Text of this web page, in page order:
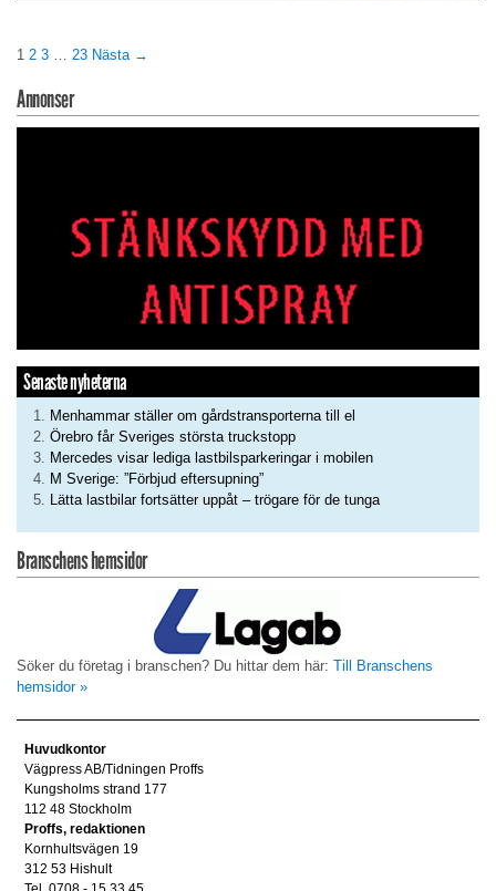
1 2 3 … 23 Nästa →
Annonser
Senaste nyheterna
Menhammar ställer om gårdstransporterna till el
Örebro får Sveriges största truckstopp
Mercedes visar lediga lastbilsparkeringar i mobilen
M Sverige: ”Förbjud eftersupning”
Lätta lastbilar fortsätter uppåt – trögare för de tunga
Branschens hemsidor
Söker du företag i branschen? Du hittar dem här: Till Branschens
hemsidor »
Huvudkontor
Vägpress AB/Tidningen Proffs
Kungsholms strand 177
112 48 Stockholm
Proffs, redaktionen
Kornhultsvägen 19
312 53 Hishult